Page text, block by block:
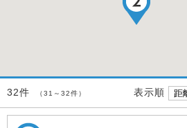
32件 （31～32件） 表示順